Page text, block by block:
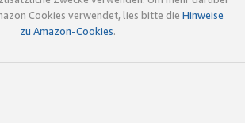
Cookies verwendet, lies bitte die Hinweise
zu Amazon-Cookies.